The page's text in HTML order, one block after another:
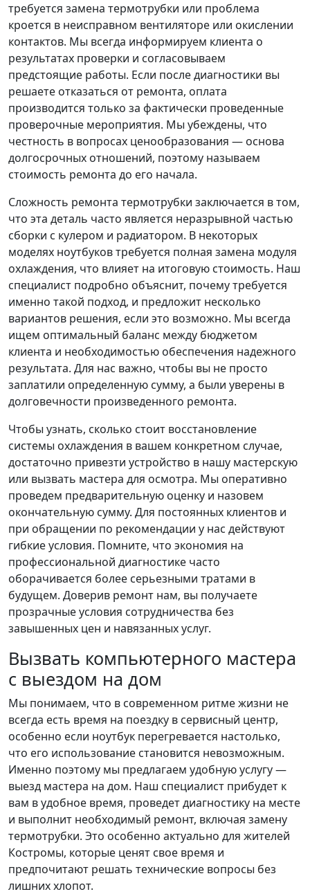
требуется замена термотрубки или проблема
кроется в неисправном вентиляторе или окислении
контактов. Мы всегда информируем клиента о
результатах проверки и согласовываем
предстоящие работы. Если после диагностики вы
решаете отказаться от ремонта, оплата
производится только за фактически проведенные
проверочные мероприятия. Мы убеждены, что
честность в вопросах ценообразования — основа
долгосрочных отношений, поэтому называем
стоимость ремонта до его начала.
Сложность ремонта термотрубки заключается в том,
что эта деталь часто является неразрывной частью
сборки с кулером и радиатором. В некоторых
моделях ноутбуков требуется полная замена модуля
охлаждения, что влияет на итоговую стоимость. Наш
специалист подробно объяснит, почему требуется
именно такой подход, и предложит несколько
вариантов решения, если это возможно. Мы всегда
ищем оптимальный баланс между бюджетом
клиента и необходимостью обеспечения надежного
результата. Для нас важно, чтобы вы не просто
заплатили определенную сумму, а были уверены в
долговечности произведенного ремонта.
Чтобы узнать, сколько стоит восстановление
системы охлаждения в вашем конкретном случае,
достаточно привезти устройство в нашу мастерскую
или вызвать мастера для осмотра. Мы оперативно
проведем предварительную оценку и назовем
окончательную сумму. Для постоянных клиентов и
при обращении по рекомендации у нас действуют
гибкие условия. Помните, что экономия на
профессиональной диагностике часто
оборачивается более серьезными тратами в
будущем. Доверив ремонт нам, вы получаете
прозрачные условия сотрудничества без
завышенных цен и навязанных услуг.
Вызвать компьютерного мастера
с выездом на дом
Мы понимаем, что в современном ритме жизни не
всегда есть время на поездку в сервисный центр,
особенно если ноутбук перегревается настолько,
что его использование становится невозможным.
Именно поэтому мы предлагаем удобную услугу —
выезд мастера на дом. Наш специалист прибудет к
вам в удобное время, проведет диагностику на месте
и выполнит необходимый ремонт, включая замену
термотрубки. Это особенно актуально для жителей
Костромы, которые ценят свое время и
предпочитают решать технические вопросы без
лишних хлопот.